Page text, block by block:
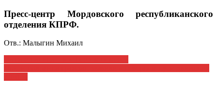
Пресс-центр Мордовского республиканского
отделения КПРФ.
Отв.: Малыгин Михаил
Навигация
по